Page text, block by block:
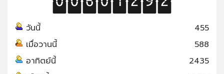
วันนี้
455
เมื่อวานนี้
588
อาทิตย์นี้
2435